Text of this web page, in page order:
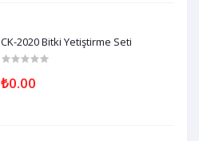
CK-2020 Bitki Yetiştirme Seti
₺0.00